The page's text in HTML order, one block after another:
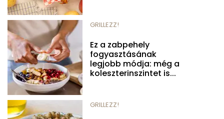
GRILLEZZ!
Ez a zabpehely
fogyasztásának
legjobb módja: még a
koleszterinszintet is...
GRILLEZZ!